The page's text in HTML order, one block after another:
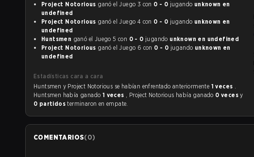
Project Notorious
ganó el Juego 3 con 0 - 0 jugando unknown en
undefined
Project Notorious
ganó el Juego 4 con 0 - 0 jugando unknown en
undefined
Huntsmen
ganó el Juego 5 con 0 - 0 jugando
unknown en undefined
Project Notorious
ganó el Juego 6 con 0 - 0 jugando unknown en
undefined
Estadísticas cara a cara
Huntsmen y Project Notorious se habían enfrentado anteriormente 1 veces .
Huntsmen había ganado 1 veces , Project Notorious había ganado 0 vecesy
0 partidosterminaron en empate.
COMENTARIOS(0)